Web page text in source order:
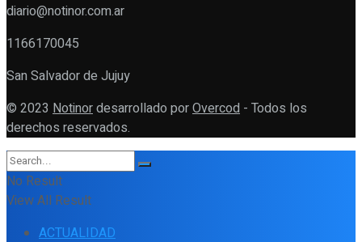
diario@notinor.com.ar
1166170045
San Salvador de Jujuy
© 2023 Notinordesarrollado porOvercod - Todos los
derechos reservados.
No Result
View All Result
ACTUALIDAD